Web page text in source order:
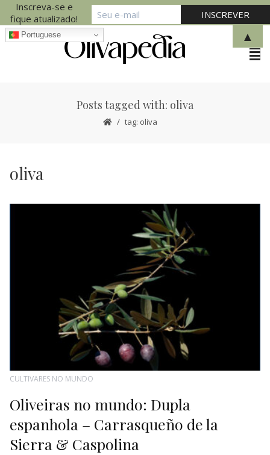
Posts tagged with: oliva
tag: oliva
oliva
CULTIVARES NO MUNDO
Oliveiras no mundo: Dupla
espanhola – Carrasqueño de la
Sierra & Caspolina
Inscreva-se e
fique atualizado!
▲
Portuguese